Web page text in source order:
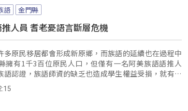
語 金門縣
人員 耆老憂語言斷層危機
多原民移居都會形成新原鄉，而族語的延續也在過程中
擁有1千3百位原民人口，但僅有一名阿美族語語推人
語認證，族語師資的缺乏也造成學生權益受損，就有耆
訓。